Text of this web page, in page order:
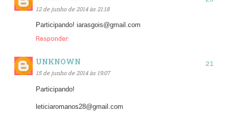
12 de junho de 2014 às 21:18
Participando! iarasgois@gmail.com
Responder
UNKNOWN
15 de junho de 2014 às 19:07
Participando!
leticiaromanos28@gmail.com